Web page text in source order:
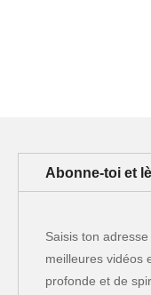
Abonne-toi et
Saisis ton
meilleures vidéos
profonde et de